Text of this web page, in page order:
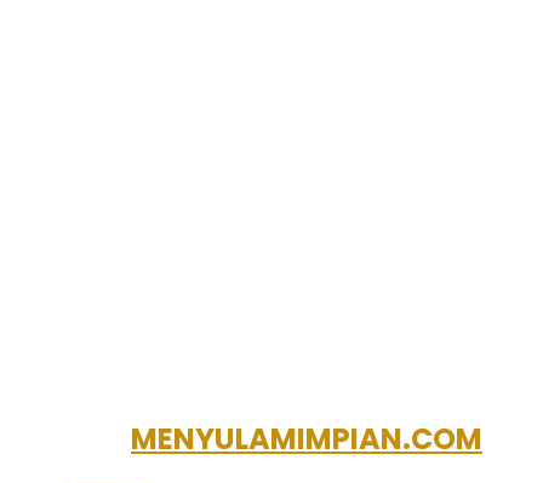
MENYULAMIMPIAN.COM